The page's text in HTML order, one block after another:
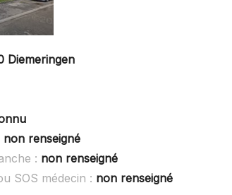
Diemeringen
non renseigné
: non renseigné
SOS médecin : non renseigné